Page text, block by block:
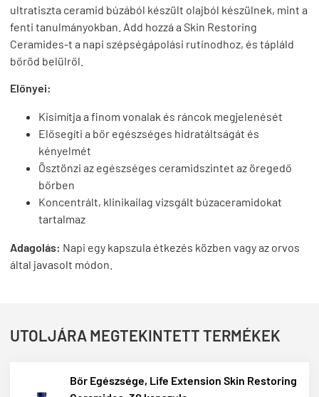
ultratiszta ceramid búzából készült olajból készülnek, mint a
fenti tanulmányokban. Add hozzá a Skin Restoring
Ceramides-t a napi szépségápolási rutinodhoz, és tápláld
bőröd belülről.
Előnyei:
Kisimítja a finom vonalak és ráncok megjelenését
Elősegíti a bőr egészséges hidratáltságát és
kényelmét
Ösztönzi az egészséges ceramidszintet az öregedő
bőrben
Koncentrált, klinikailag vizsgált búzaceramidokat
tartalmaz
Adagolás: Napi egy kapszula étkezés közben vagy az orvos
által javasolt módon.
UTOLJÁRA MEGTEKINTETT TERMÉKEK
Bőr Egészsége, Life Extension Skin Restoring